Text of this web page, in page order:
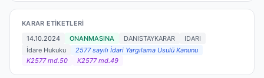
KARAR ETIKETLERI
14.10.2024
ONANMASINA DANISTAYKARAR
IDARI
İdare Hukuku
2577 sayılı İdari Yargılama Usulü Kanunu
K2577 md.50
K2577 md.49